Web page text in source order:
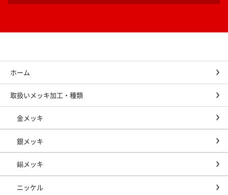
ホーム
取扱いメッキ加工・種類
金メッキ
銀メッキ
錫メッキ
ニッケル